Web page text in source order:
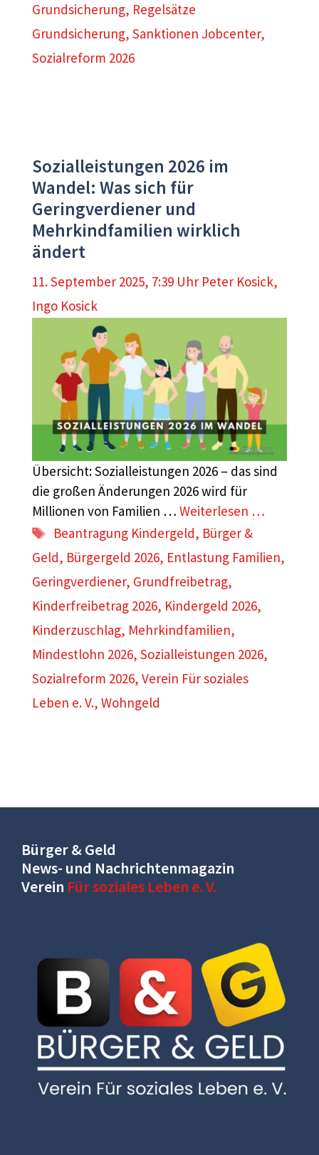
Grundsicherung, Regelsätze
Grundsicherung, Sanktionen Jobcenter,
Sozialreform 2026
Sozialleistungen 2026 im
Wandel: Was sich für
Geringverdiener und
Mehrkindfamilien wirklich
ändert
11. September 2025, 7:39 Uhr Peter Kosick,
Ingo Kosick
Übersicht: Sozialleistungen 2026 – das sind
die großen Änderungen 2026 wird für
Millionen von Familien … Weiterlesen …
Schlagwörter
Beantragung Kindergeld, Bürger &
Geld, Bürgergeld 2026, Entlastung Familien,
Geringverdiener, Grundfreibetrag,
Kinderfreibetrag 2026, Kindergeld 2026,
Kinderzuschlag, Mehrkindfamilien,
Mindestlohn 2026, Sozialleistungen 2026,
Sozialreform 2026, Verein Für soziales
Leben e. V., Wohngeld
Bürger & Geld
News- und Nachrichtenmagazin
Verein Für soziales Leben e. V.